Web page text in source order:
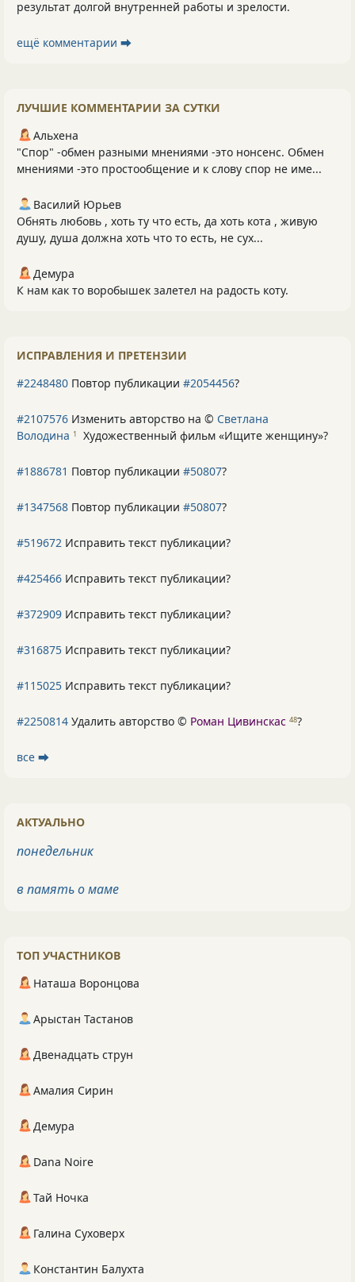
результат долгой внутренней работы и зрелости.
ещё комментарии ⮕
ЛУЧШИЕ КОММЕНТАРИИ ЗА СУТКИ
Альхена
"Спор" -обмен разными мнениями -это нонсенс. Обмен
мнениями -это простообщение и к слову спор не име...
Василий Юрьев
Обнять любовь , хоть ту что есть, да хоть кота , живую
душу, душа должна хоть что то есть, не сух...
Демура
К нам как то воробышек залетел на радость коту.
ИСПРАВЛЕНИЯ И ПРЕТЕНЗИИ
#2248480 Повтор публикации #2054456?
#2107576 Изменить авторство на © Светлана
Володина 1 Художественный фильм «Ищите женщину»?
#1886781 Повтор публикации #50807?
#1347568 Повтор публикации #50807?
#519672 Исправить текст публикации?
#425466 Исправить текст публикации?
#372909 Исправить текст публикации?
#316875 Исправить текст публикации?
#115025 Исправить текст публикации?
#2250814 Удалить авторство © Роман Цивинскас 48?
все ⮕
АКТУАЛЬНО
понедельник
в память о маме
ТОП УЧАСТНИКОВ
Наташа Воронцова
Арыстан Тастанов
Двенадцать струн
Амалия Сирин
Демура
Dana Noire
Тай Ночка
Галина Суховерх
Константин Балухта